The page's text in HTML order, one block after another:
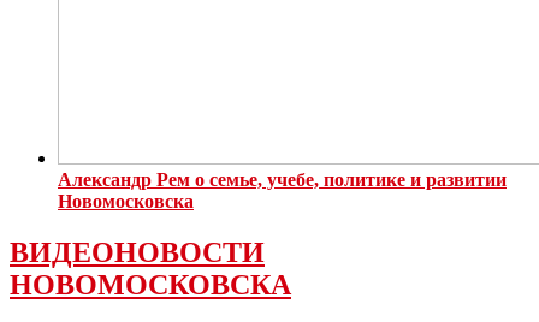
Александр Рем о семье, учебе, политике и развитии
Новомосковска
ВИДЕОНОВОСТИ
НОВОМОСКОВСКА